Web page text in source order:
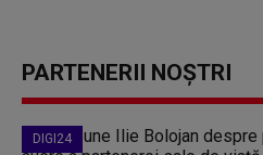
PARTENERII NOȘTRI
DIGI24